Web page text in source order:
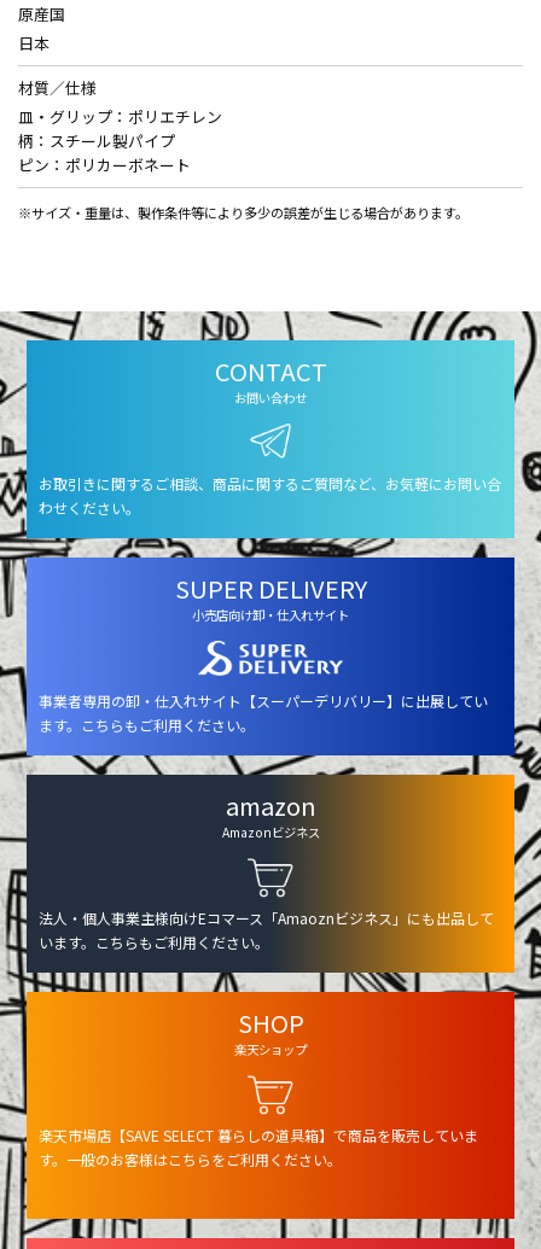
原産国
日本
材質／仕様
皿・グリップ：ポリエチレン
柄：スチール製パイプ
ピン：ポリカーボネート
※サイズ・重量は、製作条件等により多少の誤差が生じる場合があります。
CONTACT
お問い合わせ
お取引きに関するご相談、商品に関するご質問など、お気軽にお問い合
わせください。
SUPER DELIVERY
小売店向け卸・仕入れサイト
事業者専用の卸・仕入れサイト【スーパーデリバリー】に出展してい
ます。こちらもご利用ください。
amazon
Amazonビジネス
法人・個人事業主様向けEコマース「Amaoznビジネス」にも出品して
います。こちらもご利用ください。
SHOP
楽天ショップ
楽天市場店【SAVE SELECT 暮らしの道具箱】で商品を販売していま
す。一般のお客様はこちらをご利用ください。